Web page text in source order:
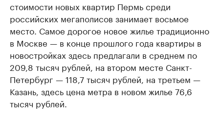
стоимости новых квартир Пермь среди
российских мегаполисов занимает восьмое
место. Самое дорогое новое жилье традиционно
в Москве — в конце прошлого года квартиры в
новостройках здесь предлагали в среднем по
209,8 тысяч рублей, на втором месте Санкт-
Петербург — 118,7 тысяч рублей, на третьем —
Казань, здесь цена метра в новом жилье 76,6
тысяч рублей.